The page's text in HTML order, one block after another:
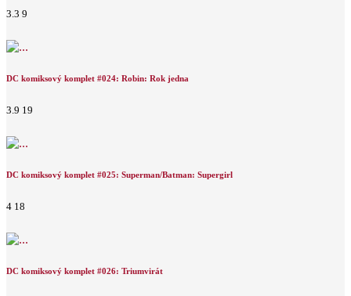
3.3 9
DC komiksový komplet #024: Robin: Rok jedna
3.9 19
DC komiksový komplet #025: Superman/Batman: Supergirl
4 18
DC komiksový komplet #026: Triumvirát